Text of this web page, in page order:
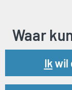
Waar
Ikwil